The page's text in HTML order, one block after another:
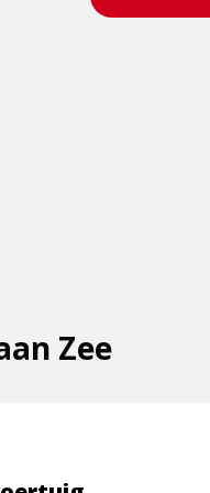
Zee